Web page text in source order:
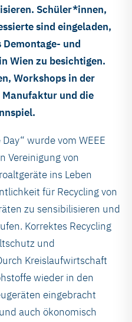
Schüler*innen,
sind eingeladen,
Demontage- und
Wien zu besichtigen.
Workshops in der
Manufaktur und die
wurde vom WEEE
Vereinigung von
ins Leben
für Recycling von
zu sensibilisieren und
Korrektes Recycling
und
Kreislaufwirtschaft
wieder in den
eingebracht
auch ökonomisch